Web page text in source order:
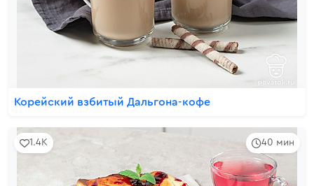
Корейский взбитый Дальгона-кофе
40 мин
1.4K